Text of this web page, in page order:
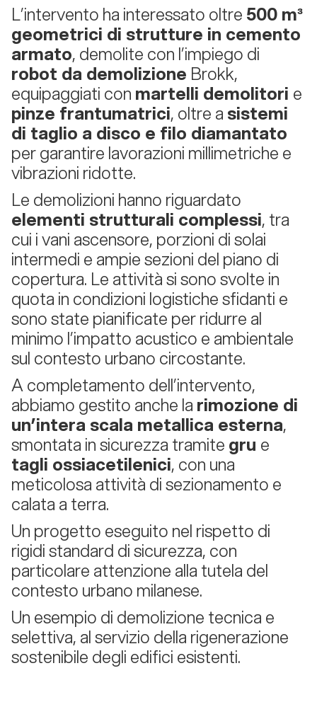
L’intervento ha interessato oltre 500 m³
geometrici di strutture in cemento
armato, demolite con l’impiego di
robot da demolizione Brokk,
equipaggiati con martelli demolitori e
pinze frantumatrici, oltre a sistemi
di taglio a disco e filo diamantato
per garantire lavorazioni millimetriche e
vibrazioni ridotte.
Le demolizioni hanno riguardato
elementi strutturali complessi, tra
cui i vani ascensore, porzioni di solai
intermedi e ampie sezioni del piano di
copertura. Le attività si sono svolte in
quota in condizioni logistiche sfidanti e
sono state pianificate per ridurre al
minimo l’impatto acustico e ambientale
sul contesto urbano circostante.
A completamento dell’intervento,
abbiamo gestito anche la rimozione di
un’intera scala metallica esterna,
smontata in sicurezza tramite gru e
tagli ossiacetilenici, con una
meticolosa attività di sezionamento e
calata a terra.
Un progetto eseguito nel rispetto di
rigidi standard di sicurezza, con
particolare attenzione alla tutela del
contesto urbano milanese.
Un esempio di demolizione tecnica e
selettiva, al servizio della rigenerazione
sostenibile degli edifici esistenti.